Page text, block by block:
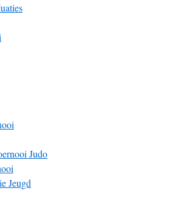
Judo
Jeugd